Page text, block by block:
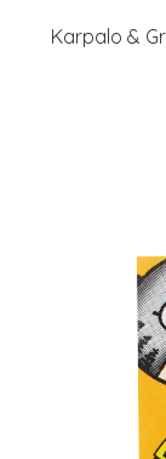
Karpalo &